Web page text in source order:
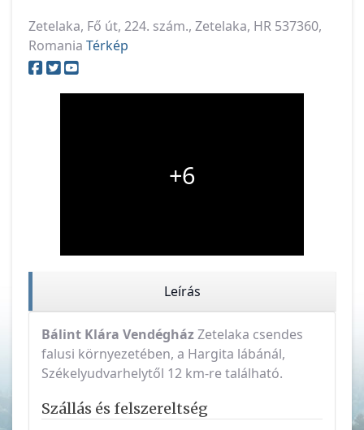
Zetelaka, Fő út, 224. szám., Zetelaka, HR 537360,
Romania Térkép
+6
Leírás
Bálint Klára VendégházZetelaka csendes
falusi környezetében, a Hargita lábánál,
Székelyudvarhelytől 12 km-re található.
Szállás és felszereltség